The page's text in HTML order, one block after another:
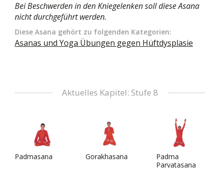
Bei Beschwerden in den Kniegelenken soll diese Asana
nicht durchgeführt werden.
Diese Asana gehört zu folgenden Kategorien:
Asanas und Yoga Übungen gegen Hüftdysplasie
Aktuelles Kapitel: Stufe 8
Padmasana Gorakhasana
Padma
Parvatasana